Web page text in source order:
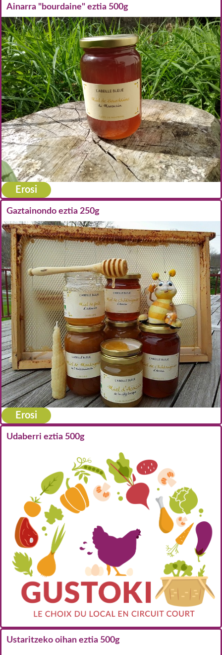
Ainarra "bourdaine" eztia 500g
Erosi
Gaztainondo eztia 250g
Erosi
Udaberri eztia 500g
Ustaritzeko oihan eztia 500g